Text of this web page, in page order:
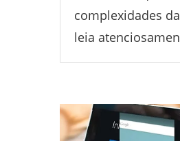
complexidades
leia